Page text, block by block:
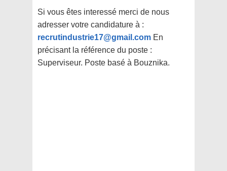
Si vous êtes interessé merci de nous
adresser votre candidature à :
recrutindustrie17@gmail.com En
précisant la référence du poste :
Superviseur. Poste basé à Bouznika.